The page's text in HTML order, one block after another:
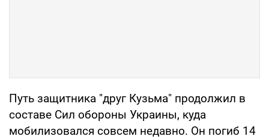
Путь защитника "друг Кузьма" продолжил в
составе Сил обороны Украины, куда
мобилизовался совсем недавно. Он погиб 14